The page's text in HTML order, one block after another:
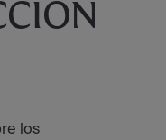
los